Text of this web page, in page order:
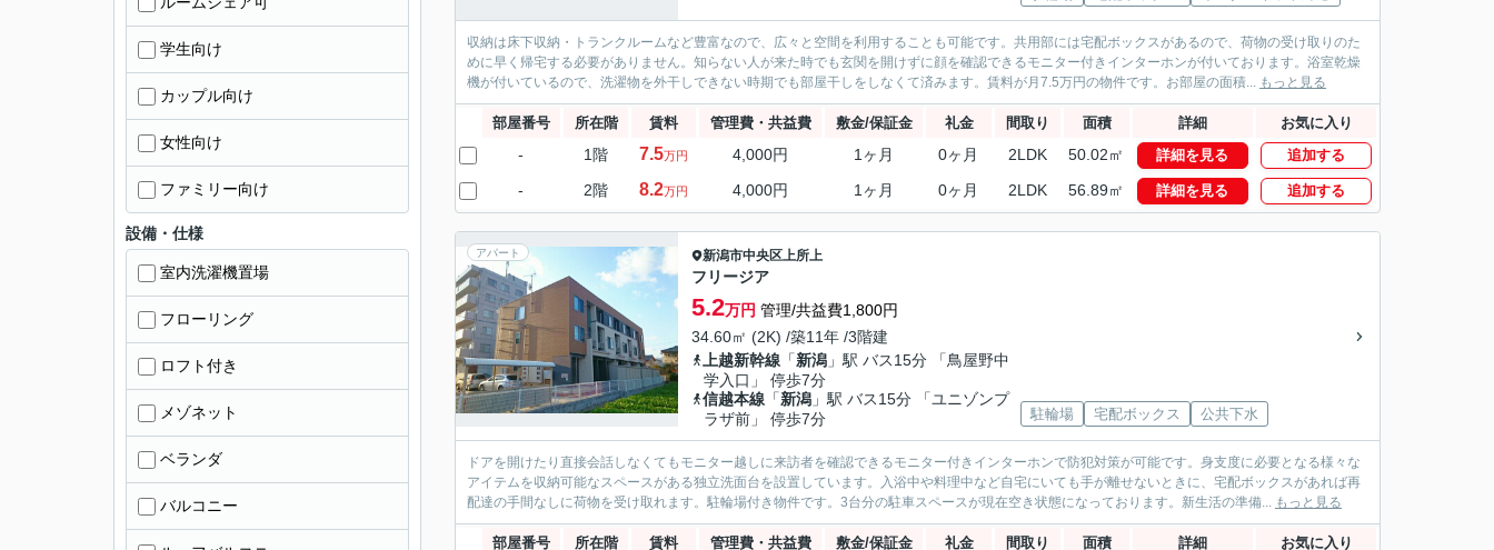
収納は床下収納・トランクルームなど豊富なので、広々と空間を利用することも可能です。共用部には宅配ボックスがあるので、荷物の受け取りのた
めに早く帰宅する必要がありません。知らない人が来た時でも玄関を開けずに顔を確認できるモニター付きインターホンが付いております。浴室乾燥
機が付いているので、洗濯物を外干しできない時期でも部屋干しをしなくて済みます。賃料が月7.5万円の物件です。お部屋の面積... もっと見る
部屋番号 所在階 賃料 管理費・共益費 敷金/保証金 礼金 間取り 面積 詳細 お気に入り
- 1階 7.5万円 4,000円 1ヶ月 0ヶ月 2LDK 50.02㎡ 詳細を見る 追加する
- 2階 8.2万円 4,000円 1ヶ月 0ヶ月 2LDK 56.89㎡ 詳細を見る 追加する
アパート 新潟市中央区上所上
フリージア
5.2万円 管理/共益費1,800円
34.60㎡ (2K) /築11年 /3階建
上越新幹線 「新潟 」駅 バス15分 「鳥屋野中
学入口」 停歩7分
信越本線 「新潟 」駅 バス15分 「ユニゾンプ
ラザ前」 停歩7分
駐輪場 宅配ボックス 公共下水
ドアを開けたり直接会話しなくてもモニター越しに来訪者を確認できるモニター付きインターホンで防犯対策が可能です。身支度に必要となる様々な
アイテムを収納可能なスペースがある独立洗面台を設置しています。入浴中や料理中など自宅にいても手が離せないときに、宅配ボックスがあれば再
配達の手間なしに荷物を受け取れます。駐輪場付き物件です。3台分の駐車スペースが現在空き状態になっております。新生活の準備... もっと見る
部屋番号 所在階 賃料 管理費・共益費 敷金/保証金 礼金 間取り 面積 詳細 お気に入り
学生向け
カップル向け
女性向け
ファミリー向け
設備・仕様
室内洗濯機置場
フローリング
ロフト付き
メゾネット
ベランダ
バルコニー